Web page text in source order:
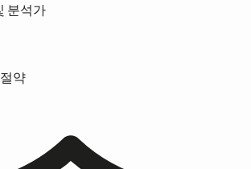
분석가
약